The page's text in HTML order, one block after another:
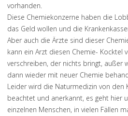
vorhanden.
Diese Chemiekonzerne haben die
das Geld wollen und die
Aber auch die Ärzte sind dieser
kann ein Arzt diesen Chemie- Kocktel
verschreiben, der nichts bringt, außer
dann wieder mit neuer Chemie
Leider wird die Naturmedizin von den
beachtet und anerkannt, es geht hier
einzelnen Menschen, in vielen Fällen